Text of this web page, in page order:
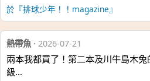
於『排球少年！！magazine』
熱帶魚 · 2026-07-21
兩本我都買了！第二本及川牛島木
級…